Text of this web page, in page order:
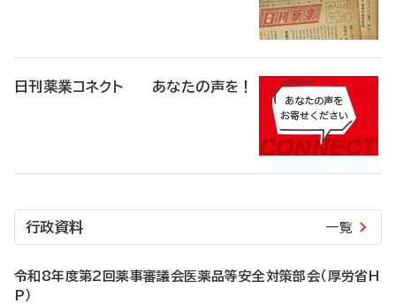
日刊薬業コネクト あなたの声を！
行政資料 一覧
令和8年度第2回薬事審議会医薬品等安全対策部会（厚労省H
P）